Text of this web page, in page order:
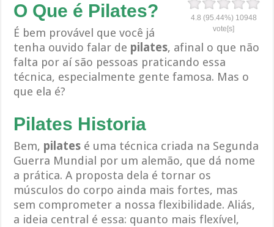
4.8 (95.44%) 10948
vote[s]
O Que é Pilates?
É bem provável que você já
tenha ouvido falar de pilates, afinal o que não
falta por aí são pessoas praticando essa
técnica, especialmente gente famosa. Mas o
que ela é?
Pilates Historia
Bem, pilates é uma técnica criada na Segunda
Guerra Mundial por um alemão, que dá nome
a prática. A proposta dela é tornar os
músculos do corpo ainda mais fortes, mas
sem comprometer a nossa flexibilidade. Aliás,
a ideia central é essa: quanto mais flexível,